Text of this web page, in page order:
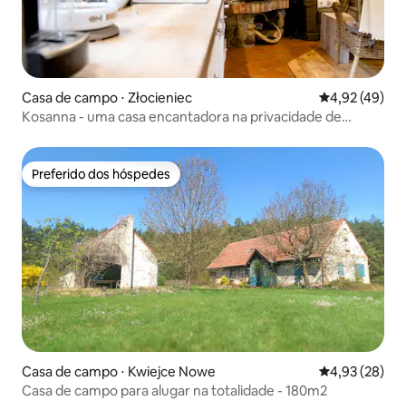
Casa de campo ⋅ Złocieniec 4,92 de uma
4,92 (49)
Kosanna - uma casa encantadora na privacidade de
Preferido dos hóspedes
Preferido dos hóspedes
Casa de campo ⋅ Kwiejce Nowe 4,93 de uma
4,93 (28)
Casa de campo para alugar na totalidade - 180m2